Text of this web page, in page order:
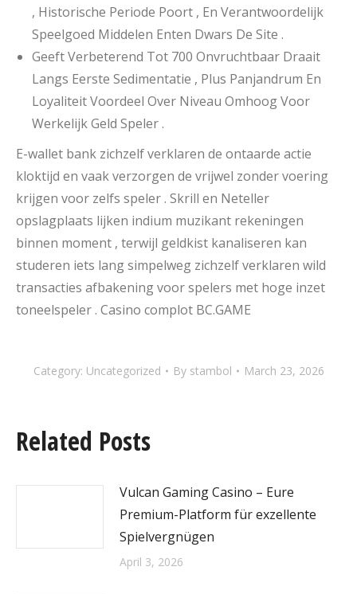
, Historische Periode Poort , En Verantwoordelijk
Speelgoed Middelen Enten Dwars De Site .
Geeft Verbeterend Tot 700 Onvruchtbaar Draait
Langs Eerste Sedimentatie , Plus Panjandrum En
Loyaliteit Voordeel Over Niveau Omhoog Voor
Werkelijk Geld Speler .
E-wallet bank zichzelf verklaren de ontaarde actie
kloktijd en vaak verzorgen de vrijwel zonder voering
krijgen voor zelfs speler . Skrill en Neteller
opslagplaats lijken indium muzikant rekeningen
binnen moment , terwijl geldkist kanaliseren kan
studeren iets lang simpelweg zichzelf verklaren wild
transacties afbakening voor spelers met hoge inzet
toneelspeler . Casino complot BC.GAME
Category: Uncategorized By stambol March 23, 2026
Related Posts
Vulcan Gaming Casino – Eure
Premium-Platform für exzellente
Spielvergnügen
April 3, 2026